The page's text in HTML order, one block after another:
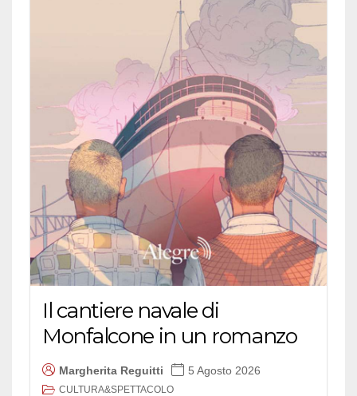
Il cantiere navale di
Monfalcone in un romanzo
Margherita Reguitti 5 Agosto 2026
CULTURA&SPETTACOLO